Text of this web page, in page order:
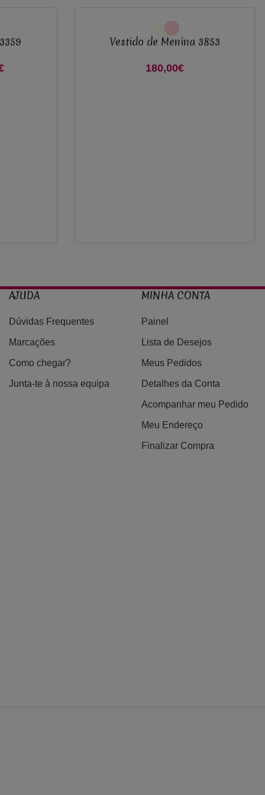
original era:
Vestido de Menina 3853
180,00€
AJUDA
Dúvidas Frequentes
Marcações
Como chegar?
Junta-te à nossa equipa
MINHA CONTA
Painel
Lista de Desejos
Meus Pedidos
Detalhes da Conta
Acompanhar meu Pedido
Meu Endereço
Finalizar Compra